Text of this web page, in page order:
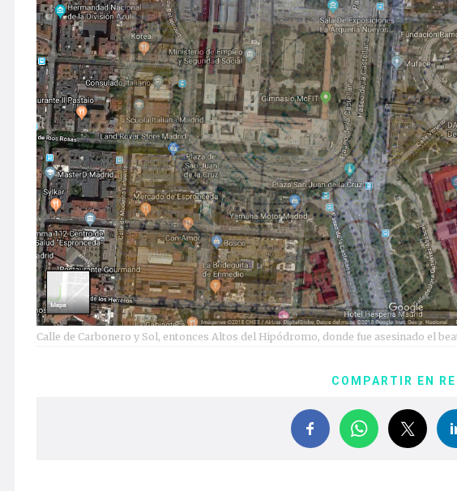
Calle de Carbonero y Sol, entonces Altos del Hipódromo, donde fue asesinado el
COMPARTIR EN